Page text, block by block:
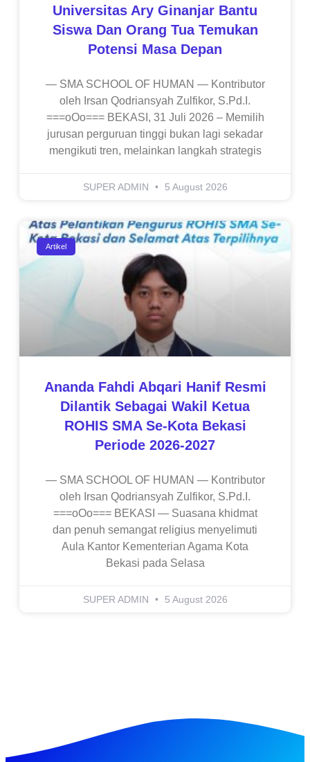
Universitas Ary Ginanjar Bantu
Siswa Dan Orang Tua Temukan
Potensi Masa Depan
— SMA SCHOOL OF HUMAN — Kontributor
oleh Irsan Qodriansyah Zulfikor, S.Pd.I.
===oOo=== BEKASI, 31 Juli 2026 – Memilih
jurusan perguruan tinggi bukan lagi sekadar
mengikuti tren, melainkan langkah strategis
SUPER ADMIN 5 August 2026
Artikel
Ananda Fahdi Abqari Hanif Resmi
Dilantik Sebagai Wakil Ketua
ROHIS SMA Se-Kota Bekasi
Periode 2026-2027
— SMA SCHOOL OF HUMAN — Kontributor
oleh Irsan Qodriansyah Zulfikor, S.Pd.I.
===oOo=== BEKASI — Suasana khidmat
dan penuh semangat religius menyelimuti
Aula Kantor Kementerian Agama Kota
Bekasi pada Selasa
SUPER ADMIN 5 August 2026